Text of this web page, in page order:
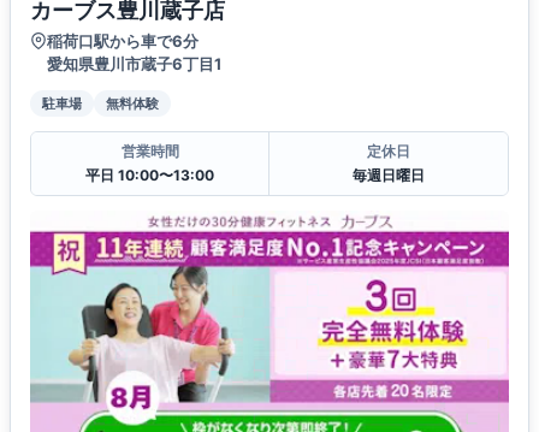
カーブス豊川蔵子店
稲荷口駅から車で6分
愛知県豊川市蔵子6丁目1
駐車場 無料体験
営業時間
平日 10:00〜13:00
定休日
毎週日曜日